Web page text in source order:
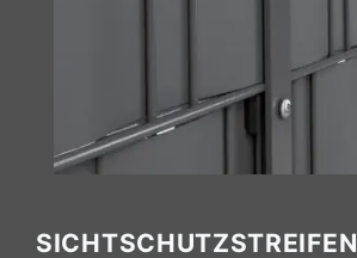
SICHTSCHUTZSTREIFEN